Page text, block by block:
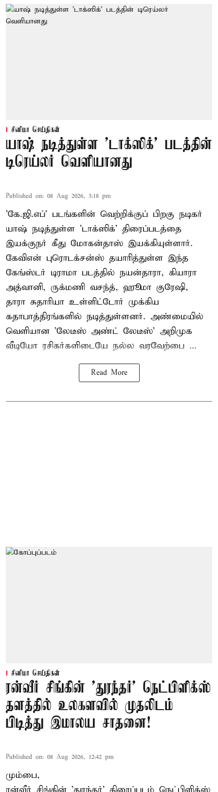
சினிமா செய்திகள்
யாஷ் நடித்துள்ள 'டாக்‌ஸிக்' படத்தின்
டிரெய்லர் வெளியானது
Published on: 08 Aug 2026, 3:18 pm
'கே.ஜி.எப்' படங்களின் வெற்றிக்குப் பிறகு நடிகர்
யாஷ் நடித்துள்ள 'டாக்ஸிக்' திரைப்படத்தை
இயக்குநர் கீது மோகன்தாஸ் இயக்கியுள்ளார்.
கேவிஎன் புரொடக்சன்ஸ் தயாரித்துள்ள இந்த
கேங்ஸ்டர் டிராமா படத்தில் நயன்தாரா, கியாரா
அத்வானி, ருக்மணி வசந்த், ஹூமா குரேஷி,
தாரா சுதாரியா உள்ளிட்டோர் முக்கிய
கதாபாத்திரங்களில் நடித்துள்ளனர். அண்மையில்
வெளியான 'லேடீஸ் அண்ட் லேடீஸ்' அறிமுக
வீடியோ ரசிகர்களிடையே நல்ல வரவேற்பை ...
Read More
சினிமா செய்திகள்
ரன்வீர் சிங்கின் 'துரந்தர்' நெட்பிளிக்ஸ்
தளத்தில் உலகளவில் முதலிடம்
பிடித்து இமாலய சாதனை!
Published on: 08 Aug 2026, 12:42 pm
மும்பை,
ரன்வீர் சிங்கின் 'துரந்தர்' திரைப்படம் நெட்பிளிக்ஸ்